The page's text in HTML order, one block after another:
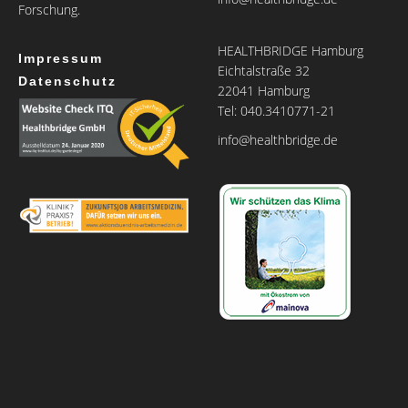
Forschung.
Impressum
Datenschutz
HEALTHBRIDGE Hamburg
Eichtalstraße 32
22041 Hamburg
Tel: 040.3410771-21
info@healthbridge.de